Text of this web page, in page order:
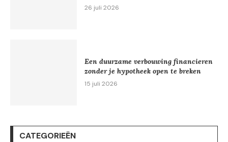
26 juli 2026
Een duurzame verbouwing financieren
zonder je hypotheek open te breken
15 juli 2026
CATEGORIEËN